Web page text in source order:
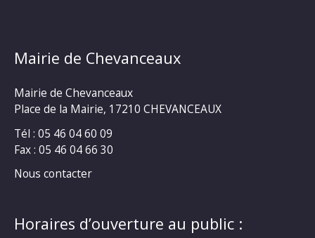
Mairie de Chevanceaux
Mairie de Chevanceaux
Place de la Mairie, 17210 CHEVANCEAUX
Tél : 05 46 04 60 09
Fax : 05 46 04 66 30
Nous contacter
Horaires d’ouverture au public :